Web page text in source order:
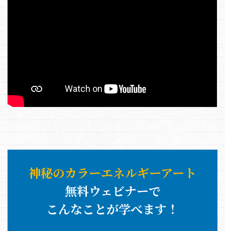
神秘のカラーエネルギーアート
無料ウェビナーで
こんなことが学べます！